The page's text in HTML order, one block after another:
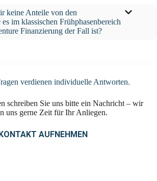
keine Anteile von den
im klassischen Frühphasenbereich
Finanzierung der Fall ist?
verdienen individuelle Antworten.
schreiben Sie uns bitte ein Nachricht – wir
uns gerne Zeit für Ihr Anliegen.
AUFNEHMEN